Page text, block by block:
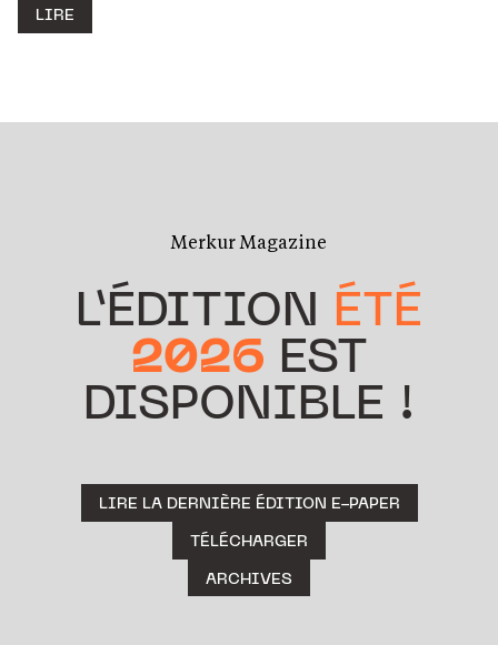
LIRE
Merkur Magazine
L’ÉDITION ÉTÉ
2026 EST
DISPONIBLE !
LIRE LA DERNIÈRE ÉDITION E-PAPER
TÉLÉCHARGER
ARCHIVES